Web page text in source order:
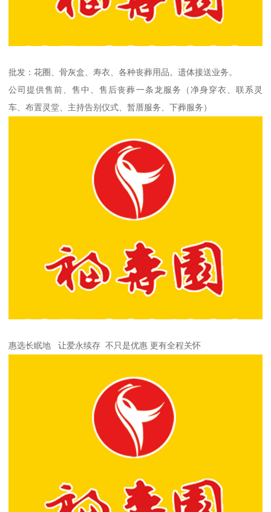
批发：花圈、骨灰盒、寿衣、各种丧葬用品。遗体接送业务。
公司提供售前、售中、售后丧葬一条龙服务（净身穿衣、联系灵
车、布置灵堂、主持告别仪式、暂厝服务、下葬服务）
惠选长眠地 让爱永续存 不只是优惠 更有全程关怀